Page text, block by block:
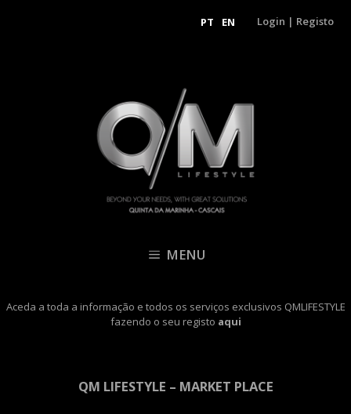
PT EN Login | Registo
MENU
Aceda a toda a informação e todos os serviços exclusivos QMLIFESTYLE
fazendo o seu registo aqui
QM LIFESTYLE – MARKET PLACE